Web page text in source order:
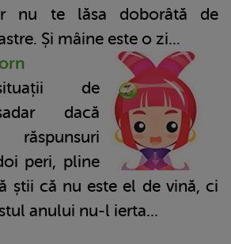
nu te lăsa doborâtă de
Și mâine este o zi...
de
dacă
peri, pline
știi că nu este el de vină, ci
anului nu-l ierta...